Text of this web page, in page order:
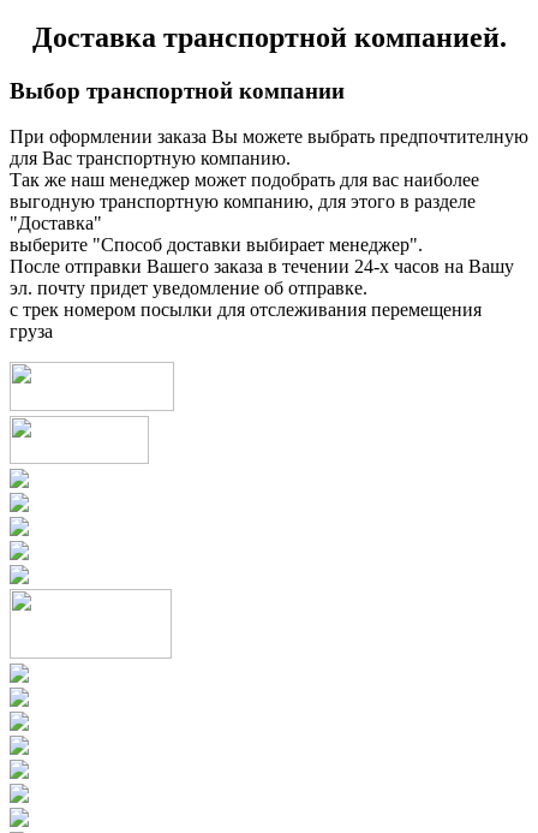
Доставка транспортной компанией.
Выбор транспортной компании
При оформлении заказа Вы можете выбрать предпочтителную
для Вас транспортную компанию.
Так же наш менеджер может подобрать для вас наиболее
выгодную транспортную компанию, для этого в разделе
"Доставка"
выберите "Способ доставки выбирает менеджер".
После отправки Вашего заказа в течении 24-х часов на Вашу
эл. почту придет уведомление об отправке.
с трек номером посылки для отслеживания перемещения
груза